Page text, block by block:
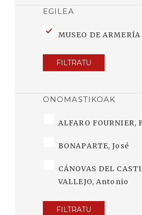
EGILEA
MUSEO DE ARMERÍA
FILTRATU
ONOMASTIKOAK
ALFARO FOURNIER,
BONAPARTE, José
CÁNOVAS DEL
VALLEJO, Antonio
FILTRATU